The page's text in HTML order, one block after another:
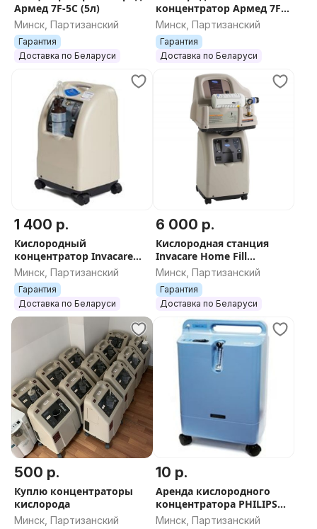
Армед 7F-5C (5л)
Минск, Партизанский
Гарантия
Доставка по Беларуси
концентратор Армед 7F-
5C
Минск, Партизанский
Гарантия
Доставка по Беларуси
1 400 р.
Кислородный
концентратор Invacare
PerfectO2 б/у 5л
Минск, Партизанский
Гарантия
Доставка по Беларуси
6 000 р.
Кислородная станция
Invacare Home Fill
2+балон
Минск, Партизанский
Гарантия
Доставка по Беларуси
500 р.
Куплю концентраторы
кислорода
Минск, Партизанский
10 р.
Аренда кислородного
концентратора PHILIPS
EverFlo б/у 5л
Минск, Партизанский